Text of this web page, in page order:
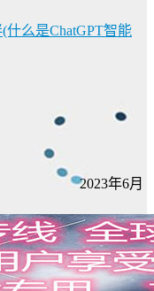
什么是ChatGPT智能
2023年6月